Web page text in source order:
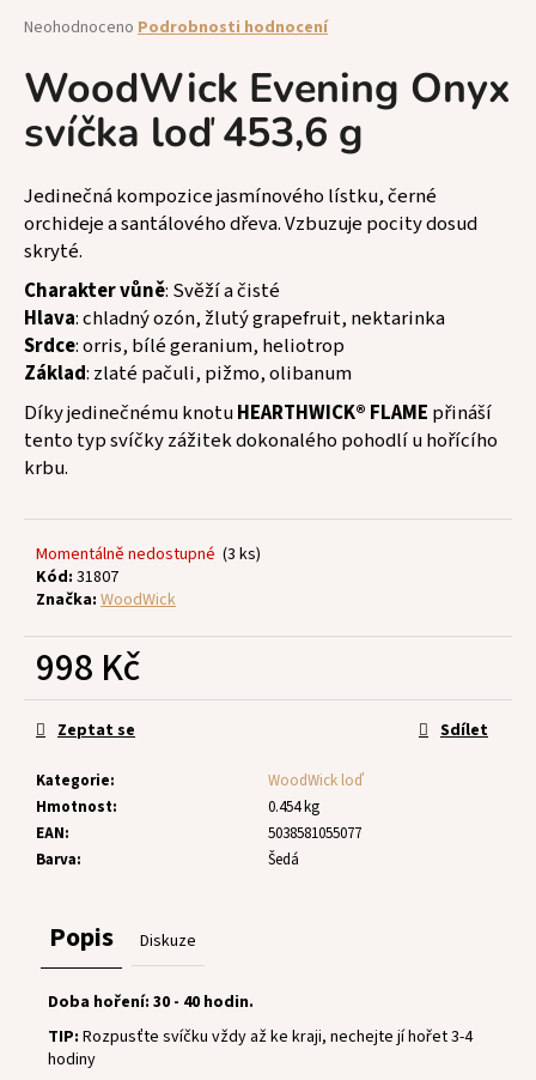
Průměrné
produktu
je
z
hvězdiček.
Neohodnoceno Podrobnosti hodnocení
WoodWick Evening Onyx
svíčka loď 453,6 g
Jedinečná kompozice jasmínového lístku, černé
orchideje a santálového dřeva. Vzbuzuje pocity dosud
skryté.
Charakter vůně: Svěží a čisté
Hlava: chladný ozón, žlutý grapefruit, nektarinka
Srdce: orris, bílé geranium, heliotrop
Základ: zlaté pačuli, pižmo, olibanum
Díky jedinečnému knotuHEARTHWICK® FLAME přináší
tento typ svíčky zážitek dokonalého pohodlí u hořícího
krbu.
Momentálně nedostupné (3 ks)
Kód: 31807
Značka: WoodWick
998 Kč
Měrná
cena:
Kategorie:
WoodWick loď
Hmotnost:
0.454 kg
EAN:
5038581055077
Barva: Šedá
Zeptat se Sdílet
Popis Diskuze
Doba hoření: 30 - 40 hodin.
TIP: Rozpusťte svíčku vždy až ke kraji, nechejte jí hořet 3-4
hodiny
a
j
í
t
?
HLEDAT
D
o
p
o
u
u
m